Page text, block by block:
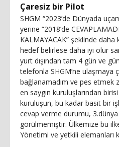
Çaresiz bir Pilot
SHGM “2023’de Dünyada
yerine “2018’de
KALMAYACAK” şeklinde daha
hedef belirlese daha iyi olur
yurt dışından tam 4 gün ve
telefonla SHGM’ne ulaşmaya
bağlanamadım ve pes etmek
en saygın kuruluşlarından
kuruluşun, bu kadar basit bir
cevap verme durumu,
görülmemiştir. Ülkemize bu
Yönetimi ve yetkili elemanları